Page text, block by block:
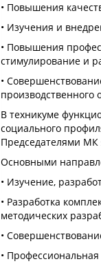
• Повышения
• Изучения и
• Повышения
стимулирование и
•
производственного
В техникуме
социального
Председателями
Основными
• Изучение,
• Разработка
методических
•
•